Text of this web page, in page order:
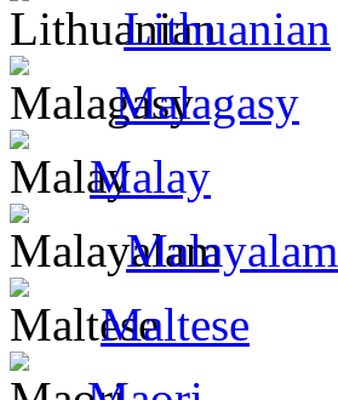
Lithuanian
Malagasy
Malay
Malayalam
Maltese